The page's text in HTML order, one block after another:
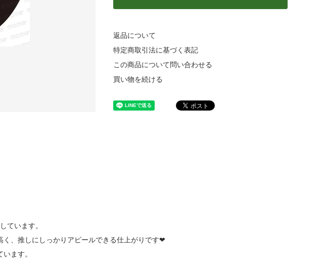
返品について
特定商取引法に基づく表記
この商品について問い合わせる
買い物を続ける
ています。
、推しにしっかりアピールできる仕上がりです❤
ます。